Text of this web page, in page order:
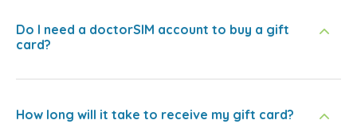
Do I need a doctorSIM account to buy a gift
card?
How long will it take to receive my gift card?